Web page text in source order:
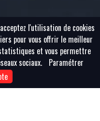
l'utilisation de cookies
pour vous offrir le meilleur
et vous permettre
sociaux.
Paramétrer